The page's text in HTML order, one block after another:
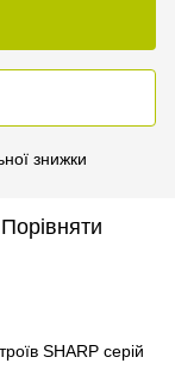
знижки
Порівняти
SHARP серій